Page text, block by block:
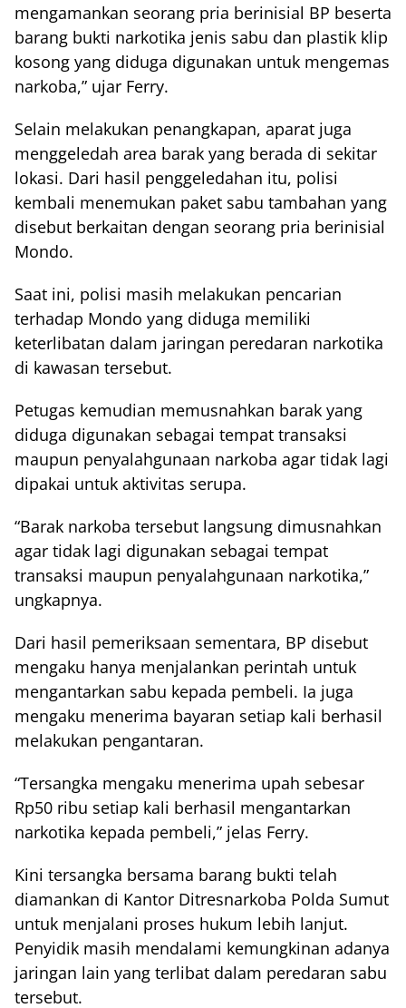
mengamankan seorang pria berinisial BP beserta
barang bukti narkotika jenis sabu dan plastik klip
kosong yang diduga digunakan untuk mengemas
narkoba,” ujar Ferry.
Selain melakukan penangkapan, aparat juga
menggeledah area barak yang berada di sekitar
lokasi. Dari hasil penggeledahan itu, polisi
kembali menemukan paket sabu tambahan yang
disebut berkaitan dengan seorang pria berinisial
Mondo.
Saat ini, polisi masih melakukan pencarian
terhadap Mondo yang diduga memiliki
keterlibatan dalam jaringan peredaran narkotika
di kawasan tersebut.
Petugas kemudian memusnahkan barak yang
diduga digunakan sebagai tempat transaksi
maupun penyalahgunaan narkoba agar tidak lagi
dipakai untuk aktivitas serupa.
“Barak narkoba tersebut langsung dimusnahkan
agar tidak lagi digunakan sebagai tempat
transaksi maupun penyalahgunaan narkotika,”
ungkapnya.
Dari hasil pemeriksaan sementara, BP disebut
mengaku hanya menjalankan perintah untuk
mengantarkan sabu kepada pembeli. Ia juga
mengaku menerima bayaran setiap kali berhasil
melakukan pengantaran.
“Tersangka mengaku menerima upah sebesar
Rp50 ribu setiap kali berhasil mengantarkan
narkotika kepada pembeli,” jelas Ferry.
Kini tersangka bersama barang bukti telah
diamankan di Kantor Ditresnarkoba Polda Sumut
untuk menjalani proses hukum lebih lanjut.
Penyidik masih mendalami kemungkinan adanya
jaringan lain yang terlibat dalam peredaran sabu
tersebut.